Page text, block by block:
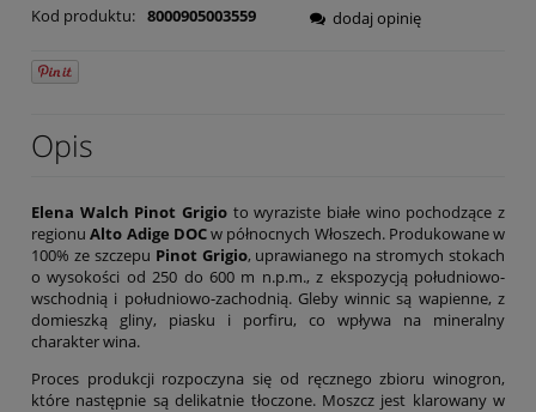
Kod produktu: 8000905003559
dodaj opinię
Opis
Elena Walch Pinot Grigio to wyraziste białe wino pochodzące z
regionuAlto Adige DOCw północnych Włoszech. Produkowane w
100% ze szczepu Pinot Grigio, uprawianego na stromych stokach
o wysokości od 250 do 600 m n.p.m., z ekspozycją południowo-
wschodnią i południowo-zachodnią. Gleby winnic są wapienne, z
domieszką gliny, piasku i porfiru, co wpływa na mineralny
charakter wina.
Proces produkcji rozpoczyna się od ręcznego zbioru winogron,
które następnie są delikatnie tłoczone. Moszcz jest klarowany w